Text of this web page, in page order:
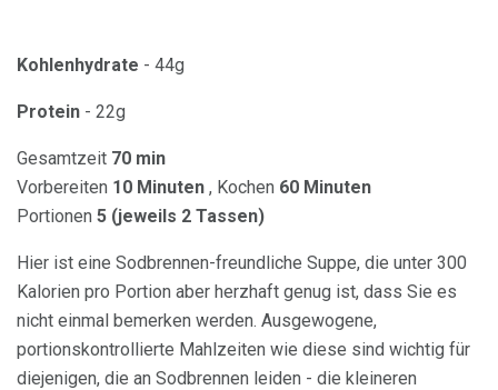
Kohlenhydrate - 44g
Protein - 22g
Gesamtzeit 70 min
Vorbereiten 10 Minuten , Kochen 60 Minuten
Portionen 5 (jeweils 2 Tassen)
Hier ist eine Sodbrennen-freundliche Suppe, die unter 300
Kalorien pro Portion aber herzhaft genug ist, dass Sie es
nicht einmal bemerken werden. Ausgewogene,
portionskontrollierte Mahlzeiten wie diese sind wichtig für
diejenigen, die an Sodbrennen leiden - die kleineren